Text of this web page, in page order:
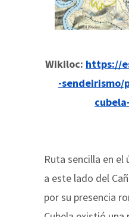
Wikiloc: https://
-sendeirismo/
Ruta sencilla en el
a este lado del
por su presencia